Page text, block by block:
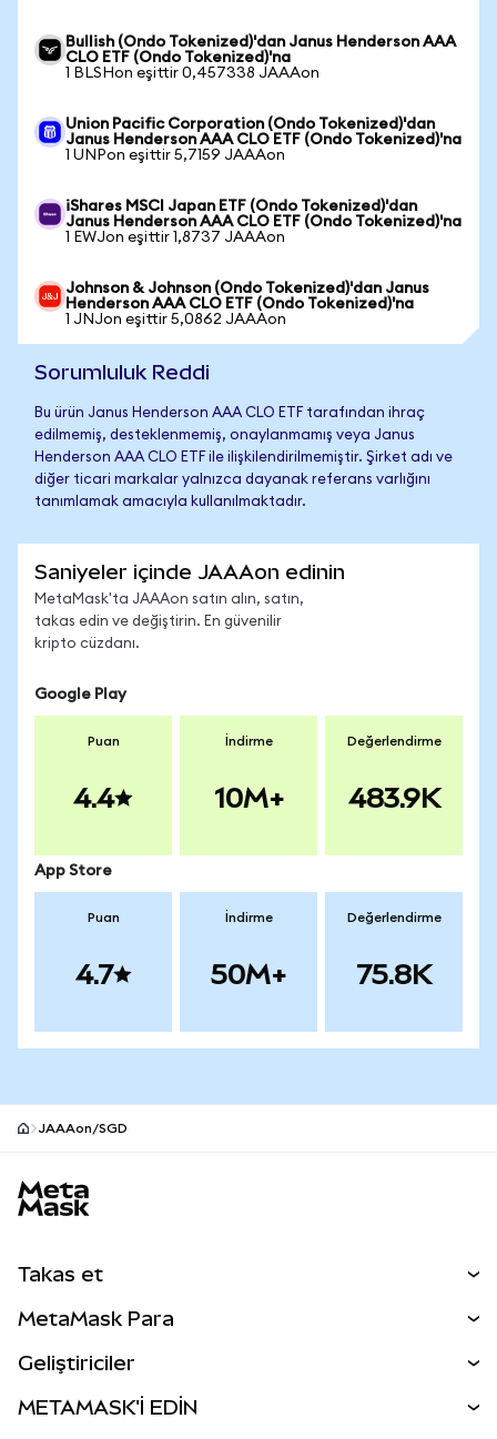
Bullish (Ondo Tokenized)'dan Janus Henderson AAA
CLO ETF (Ondo Tokenized)'na
1 BLSHon eşittir 0,457338 JAAAon
Union Pacific Corporation (Ondo Tokenized)'dan
Janus Henderson AAA CLO ETF (Ondo Tokenized)'na
1 UNPon eşittir 5,7159 JAAAon
iShares MSCI Japan ETF (Ondo Tokenized)'dan
Janus Henderson AAA CLO ETF (Ondo Tokenized)'na
1 EWJon eşittir 1,8737 JAAAon
Johnson & Johnson (Ondo Tokenized)'dan Janus
Henderson AAA CLO ETF (Ondo Tokenized)'na
1 JNJon eşittir 5,0862 JAAAon
Sorumluluk Reddi
Bu ürün Janus Henderson AAA CLO ETF tarafından ihraç
edilmemiş, desteklenmemiş, onaylanmamış veya Janus
Henderson AAA CLO ETF ile ilişkilendirilmemiştir. Şirket adı ve
diğer ticari markalar yalnızca dayanak referans varlığını
tanımlamak amacıyla kullanılmaktadır.
Saniyeler içinde JAAAon edinin
MetaMask'ta JAAAon satın alın, satın,
takas edin ve değiştirin. En güvenilir
kripto cüzdanı.
Google Play
Puan
4.4
İndirme
10M+
Değerlendirme
483.9K
App Store
Puan
4.7
İndirme
50M+
Değerlendirme
75.8K
JAAAon/SGD
Takas et
Perps
RWA'lar
MetaMask Para
Geliştiriciler
METAMASK'İ EDİN